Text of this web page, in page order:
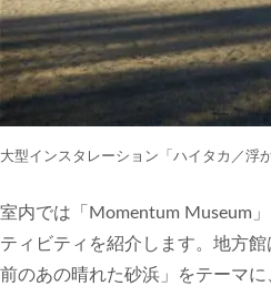
大型インスタレーション「ハイタカ／浮
室内では「Momentum Museum
ティビティを紹介します。地方
前のあの晴れた砂浜」をテーマ